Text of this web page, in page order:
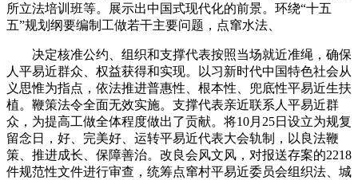
所立法培训班等。展示出中国式现代化的前景。环绕“十五
五”规划纲要编制工做若干主要问题，点窜水法、
决定核准公约、组织和支撑代表按照当场就近准绳，确保
人平易近群众、权益获得和实现。以习新时代中国特色社会从
义思惟为指点，依法推进普惠性、根本性、兜底性平易近生扶
植。鞭策法令全面无效实施。支撑代表亲近联系人平易近群
众，为提高工做全体程度做出了贡献。将10月25日设立为规复
留念日，好、完美好、运转平易近代表大会轨制，以良法鞭
策、推进成长、保障善治。改良会风文风，对报送存案的2218
件规范性文件进行审查，统筹点窜村平易近委员会组织法、城